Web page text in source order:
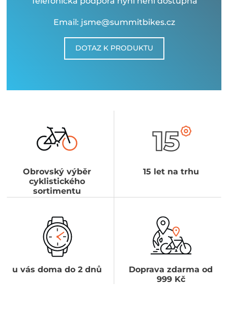
Email: jsme@summitbikes.cz
DOTAZ K PRODUKTU
Obrovský výběr
cyklistického
sortimentu
15 let na trhu
u vás doma do 2 dnů
Doprava zdarma od
999 Kč